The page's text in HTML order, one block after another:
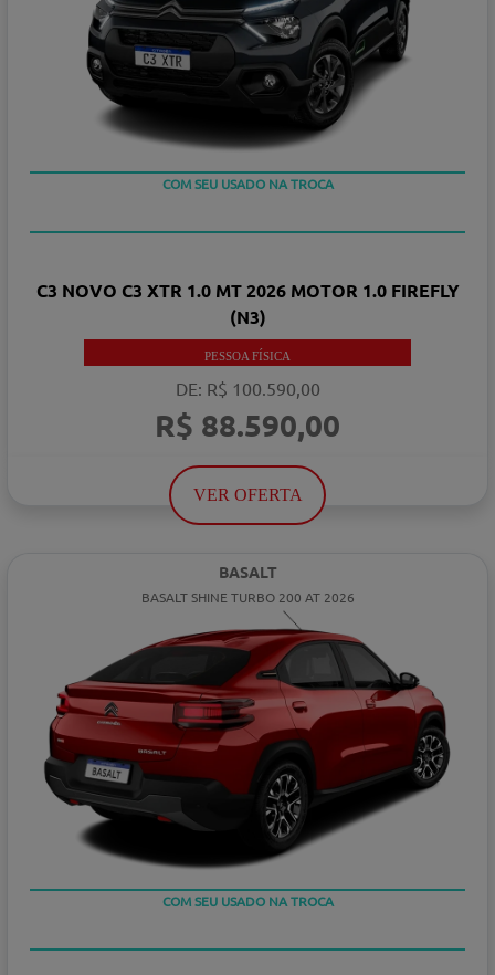
COM SEU USADO NA TROCA
C3 NOVO C3 XTR 1.0 MT 2026 MOTOR 1.0 FIREFLY
(N3)
PESSOA FÍSICA
DE: R$ 100.590,00
R$ 88.590,00
VER OFERTA
BASALT
BASALT SHINE TURBO 200 AT 2026